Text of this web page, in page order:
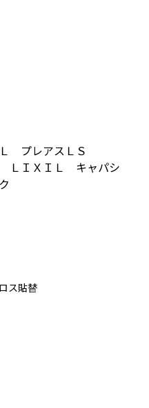
プレアスＬＳ
ＬＩＸＩＬ キャパシ
ス貼替